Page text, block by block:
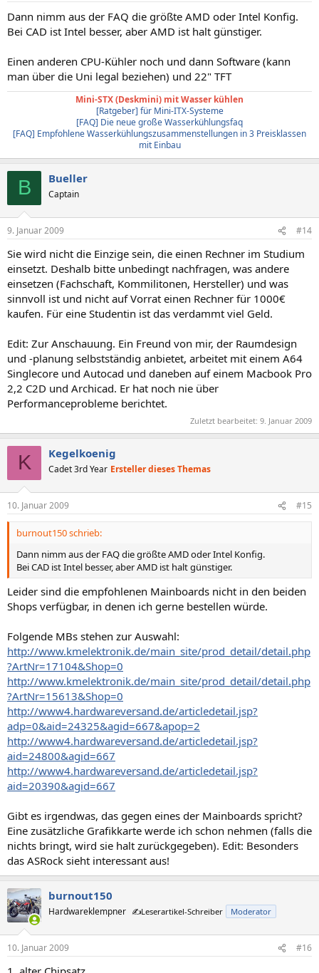
Dann nimm aus der FAQ die größte AMD oder Intel Konfig.
Bei CAD ist Intel besser, aber AMD ist halt günstiger.
Einen anderen CPU-Kühler noch und dann Software (kann
man über die Uni legal beziehen) und 22" TFT
Mini-STX (Deskmini) mit Wasser kühlen
[Ratgeber] für Mini-ITX-Systeme
[FAQ] Die neue große Wasserkühlungsfaq
[FAQ] Empfohlene Wasserkühlungszusammenstellungen in 3 Preisklassen
mit Einbau
B Bueller
Captain
9. Januar 2009 #14
Sie wird nicht die Einzige sein, die einen Rechner im Studium
einsetzt. Deshalb bitte unbedingt nachfragen, was andere
einsetzen (Fachschaft, Kommilitonen, Hersteller) und was
sinnvoll ist und nicht auf Vorrat einen Rechner für 1000€
kaufen. Für eine Studentin ist das verdammt viel Geld.
Edit: Zur Anschauung. Ein Freund von mir, der Raumdesign
und -planung selbstständig anbietet, arbeitet mit einem A64
Singlecore und Autocad und daneben auf einem Macbook Pro
2,2 C2D und Archicad. Er hat noch nie über
Performanceprobleme berichtet.
Zuletzt bearbeitet: 9. Januar 2009
K Kegelkoenig
Cadet 3rd Year Ersteller dieses Themas
10. Januar 2009 #15
burnout150 schrieb:
Dann nimm aus der FAQ die größte AMD oder Intel Konfig.
Bei CAD ist Intel besser, aber AMD ist halt günstiger.
Leider sind die empfohlenen Mainboards nicht in den beiden
Shops verfügbar, in denen ich gerne bestellen würde.
Folgende MBs stehen zur Auswahl:
http://www.kmelektronik.de/main_site/prod_detail/detail.php
?ArtNr=17104&Shop=0
http://www.kmelektronik.de/main_site/prod_detail/detail.php
?ArtNr=15613&Shop=0
http://www4.hardwareversand.de/articledetail.jsp?
adp=0&aid=24325&agid=667&apop=2
http://www4.hardwareversand.de/articledetail.jsp?
aid=24800&agid=667
http://www4.hardwareversand.de/articledetail.jsp?
aid=20390&agid=667
Gibt es irgendwas, das gegen eines der Mainboards spricht?
Eine zusätzliche Grafikkarte werde ich schon nehmen (falls die
nichts bringt, wird sie halt zurückgegeben). Edit: Besonders
das ASRock sieht interessant aus!
burnout150
Hardwareklempner ✍️Leserartikel-Schreiber Moderator
10. Januar 2009 #16